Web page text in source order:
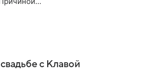
с Клавой